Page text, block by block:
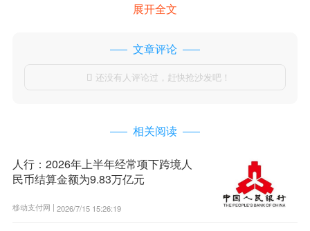
展开全文
文章评论
 还没有人评论过，赶快抢沙发吧！
相关阅读
人行：2026年上半年经常项下跨境人
民币结算金额为9.83万亿元
移动支付网 | 2026/7/15 15:26:19